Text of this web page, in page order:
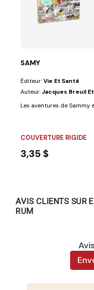
les enfants apprendront à
SAMY
Éditeur:Vie Et Santé
Auteur:Jacques Breuil
Les aventures de Sammy
COUVERTURE RIGIDE
3,35 $
AVIS CLIENTS SUR
RUM